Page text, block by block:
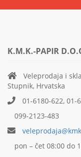
K.M.K.-PAPIR
Veleprodaja i
Stupnik, Hrvatska
01-6180-622, 01-
099-2123-483
pon – čet 08:00 do